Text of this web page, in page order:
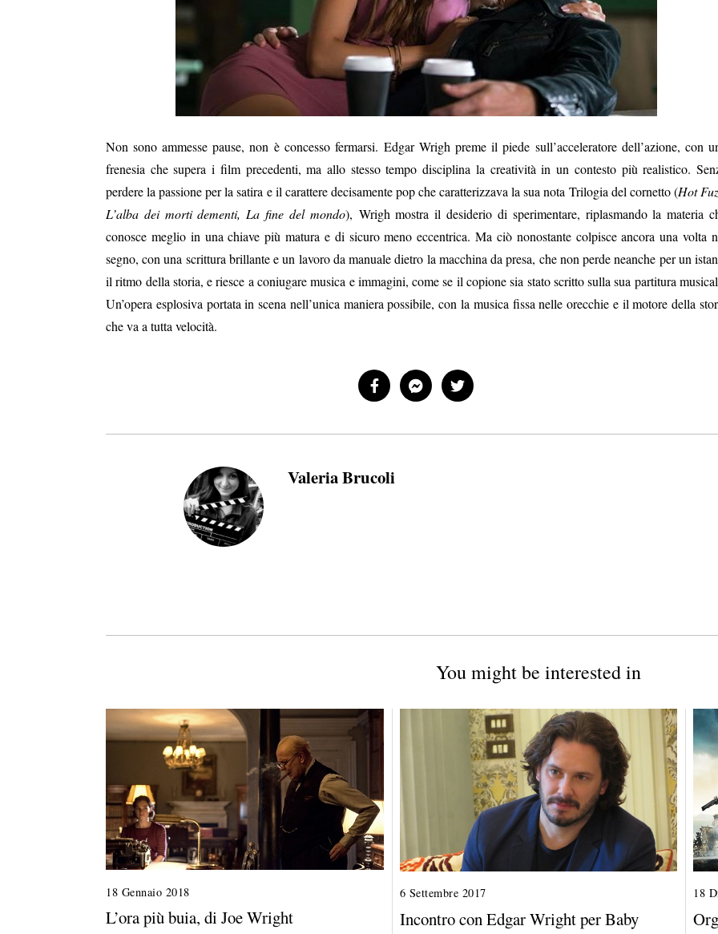
Non sono ammesse pause, non è concesso fermarsi. Edgar Wrigh preme il piede sull’acceleratore dell’azione, con
frenesia che supera i film precedenti, ma allo stesso tempo disciplina la creatività in un contesto più realistico.
perdere la passione per la satira e il carattere decisamente pop che caratterizzava la sua nota Trilogia del cornetto (Hot
L’alba dei morti dementi, La fine del mondo), Wrigh mostra il desiderio di sperimentare, riplasmando la materia
conosce meglio in una chiave più matura e di sicuro meno eccentrica. Ma ciò nonostante colpisce ancora una volta
segno, con una scrittura brillante e un lavoro da manuale dietro la macchina da presa, che non perde neanche per un
il ritmo della storia, e riesce a coniugare musica e immagini, come se il copione sia stato scritto sulla sua partitura
Un’opera esplosiva portata in scena nell’unica maniera possibile, con la musica fissa nelle orecchie e il motore della
che va a tutta velocità.
Valeria Brucoli
You might be interested in
18 Gennaio 2018
G
L’ora più buia, di Joe Wright
6 Settembre 2017
O
Incontro con Edgar Wright per Baby
18